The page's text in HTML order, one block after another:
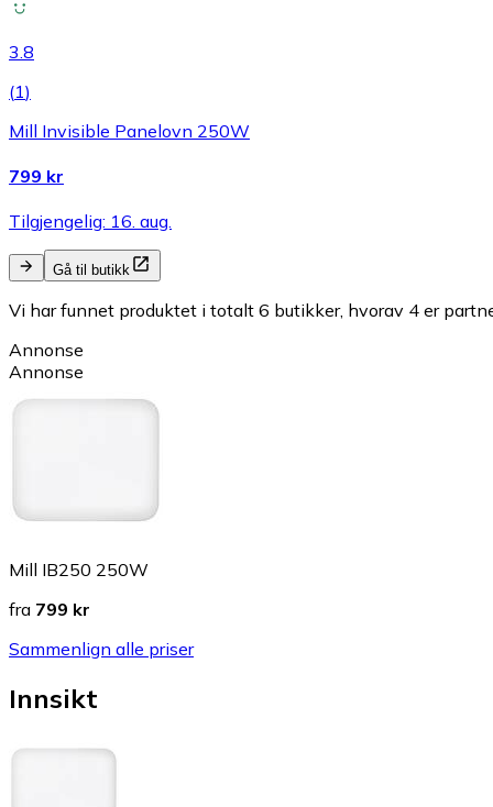
3.8
(1)
Mill Invisible Panelovn 250W
799 kr
Tilgjengelig: 16. aug.
Gå til butikk
Vi har funnet produktet i totalt 6 butikker, hvorav 4 er
Annonse
Annonse
Mill IB250 250W
fra 799 kr
Sammenlign alle priser
Innsikt